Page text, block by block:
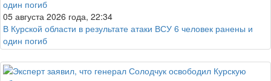
05 августа 2026 года, 22:34
В Курской области в результате атаки ВСУ 6 человек ранены и
один погиб